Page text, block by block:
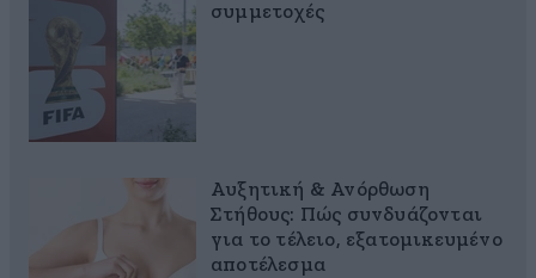
συμμετοχές
Αυξητική & Ανόρθωση
Στήθους: Πώς συνδυάζονται
για το τέλειο, εξατομικευμένο
αποτέλεσμα